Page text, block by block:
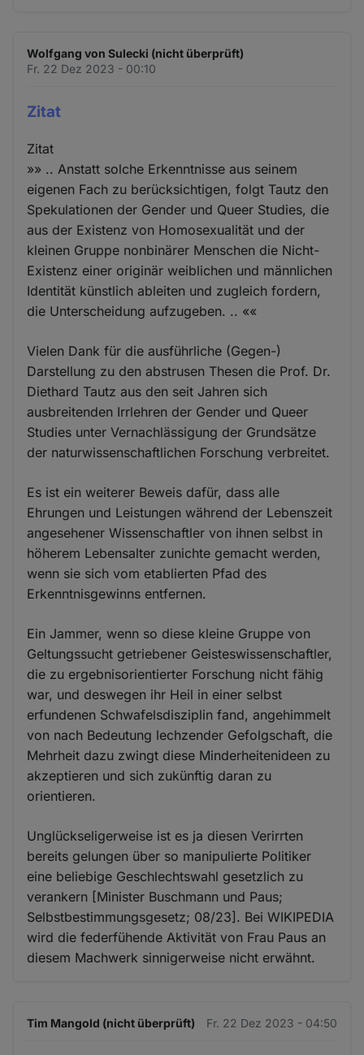
Wolfgang von Sulecki (nicht überprüft)
Fr. 22 Dez 2023 - 00:10
Zitat
Zitat
»» .. Anstatt solche Erkenntnisse aus seinem
eigenen Fach zu berücksichtigen, folgt Tautz den
Spekulationen der Gender und Queer Studies, die
aus der Existenz von Homosexualität und der
kleinen Gruppe nonbinärer Menschen die Nicht-
Existenz einer originär weiblichen und männlichen
Identität künstlich ableiten und zugleich fordern,
die Unterscheidung aufzugeben. .. ««
Vielen Dank für die ausführliche (Gegen-)
Darstellung zu den abstrusen Thesen die Prof. Dr.
Diethard Tautz aus den seit Jahren sich
ausbreitenden Irrlehren der Gender und Queer
Studies unter Vernachlässigung der Grundsätze
der naturwissenschaftlichen Forschung verbreitet.
Es ist ein weiterer Beweis dafür, dass alle
Ehrungen und Leistungen während der Lebenszeit
angesehener Wissenschaftler von ihnen selbst in
höherem Lebensalter zunichte gemacht werden,
wenn sie sich vom etablierten Pfad des
Erkenntnisgewinns entfernen.
Ein Jammer, wenn so diese kleine Gruppe von
Geltungssucht getriebener Geisteswissenschaftler,
die zu ergebnisorientierter Forschung nicht fähig
war, und deswegen ihr Heil in einer selbst
erfundenen Schwafelsdisziplin fand, angehimmelt
von nach Bedeutung lechzender Gefolgschaft, die
Mehrheit dazu zwingt diese Minderheitenideen zu
akzeptieren und sich zukünftig daran zu
orientieren.
Unglückseligerweise ist es ja diesen Verirrten
bereits gelungen über so manipulierte Politiker
eine beliebige Geschlechtswahl gesetzlich zu
verankern [Minister Buschmann und Paus;
Selbstbestimmungsgesetz; 08/23]. Bei WIKIPEDIA
wird die federfühende Aktivität von Frau Paus an
diesem Machwerk sinnigerweise nicht erwähnt.
Tim Mangold (nicht überprüft) Fr. 22 Dez 2023 - 04:50